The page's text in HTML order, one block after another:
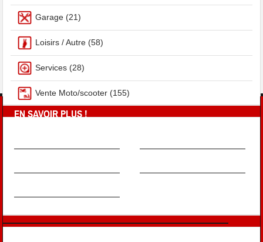
Garage (21)
Loisirs / Autre (58)
Services (28)
Vente Moto/scooter (155)
EN SAVOIR PLUS !